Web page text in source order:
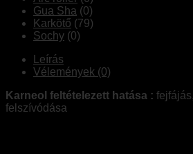
Gua Sha (0)
Karkötő (79)
Sochy (0)
Leírás
Vélemények (0)
Karneol feltételezett hatása :
felszívódása